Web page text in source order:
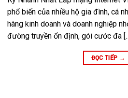
phổ biến của nhiều hộ gia đình, cá
hàng kinh doanh và doanh nghiệp
đường truyền ổn định, gói cước đa
ĐỌC TIẾP →